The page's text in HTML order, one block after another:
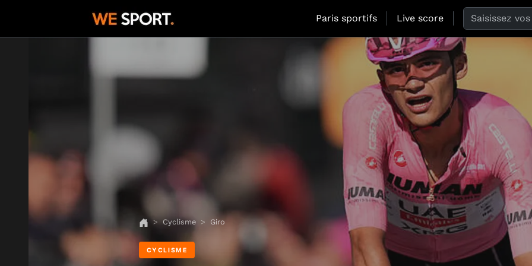
Paris sportifs Live score Search the
Cyclisme Giro
CYCLISME